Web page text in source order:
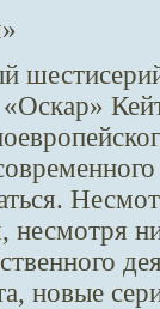
несмотря
новые